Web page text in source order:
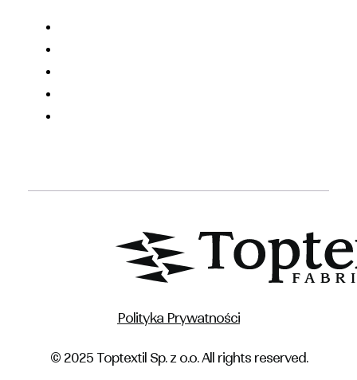
Polityka Prywatności
© 2025 Toptextil Sp. z o.o. All rights reserved.